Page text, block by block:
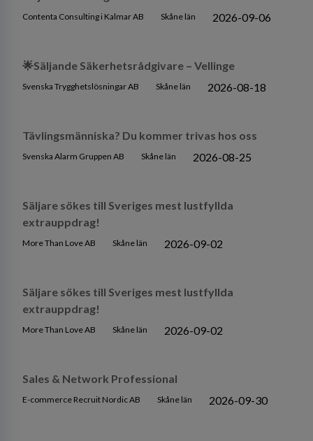
Contenta Consulting i Kalmar AB Skåne län 2026-09-06
🌟Säljande Säkerhetsrådgivare – Vellinge
Svenska Trygghetslösningar AB Skåne län 2026-08-18
Tävlingsmänniska? Du kommer trivas hos oss
Svenska Alarm Gruppen AB Skåne län 2026-08-25
Säljare sökes till Sveriges mest lustfyllda
extrauppdrag!
More Than Love AB Skåne län 2026-09-02
Säljare sökes till Sveriges mest lustfyllda
extrauppdrag!
More Than Love AB Skåne län 2026-09-02
Sales & Network Professional
E-commerce Recruit Nordic AB Skåne län 2026-09-30